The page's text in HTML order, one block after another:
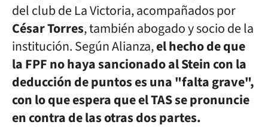
del club de La Victoria, acompañados por
César Torres, también abogado y socio de la
institución. Según Alianza,el hecho de que
la FPF no haya sancionado al Stein con la
deducción de puntos es una "falta grave",
con lo que espera que el TAS se pronuncie
en contra de las otras dos partes.